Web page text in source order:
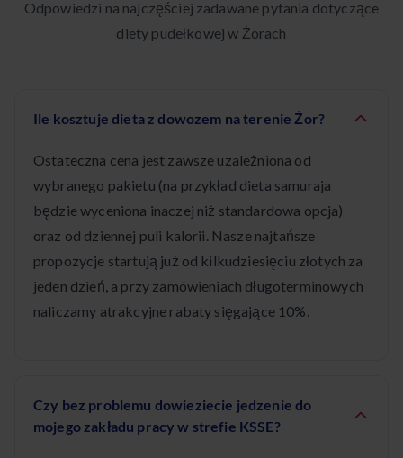
Odpowiedzi na najczęściej zadawane pytania dotyczące
diety pudełkowej w Żorach
Ile kosztuje dieta z dowozem na terenie Żor?
Ostateczna cena jest zawsze uzależniona od
wybranego pakietu (na przykład dieta samuraja
będzie wyceniona inaczej niż standardowa opcja)
oraz od dziennej puli kalorii. Nasze najtańsze
propozycje startują już od kilkudziesięciu złotych za
jeden dzień, a przy zamówieniach długoterminowych
naliczamy atrakcyjne rabaty sięgające 10%.
Czy bez problemu dowieziecie jedzenie do
mojego zakładu pracy w strefie KSSE?